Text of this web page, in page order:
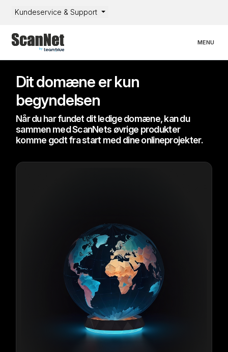
Kundeservice & Support
Toggle
MENU
Dit domæne er kun
begyndelsen
Når du har fundet dit ledige domæne, kan du
sammen med ScanNets øvrige produkter
komme godt fra start med dine onlineprojekter.